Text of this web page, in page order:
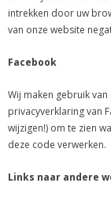
intrekken door uw
van onze website
Facebook
Wij maken gebruik
privacyverklaring van
wijzigen!) om te zien
deze code verwerken.
Links naar andere